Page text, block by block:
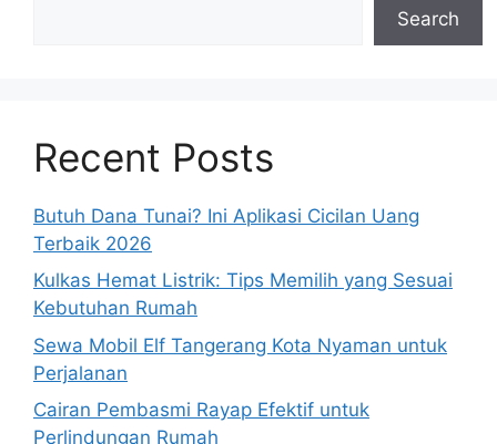
Search
Recent Posts
Butuh Dana Tunai? Ini Aplikasi Cicilan Uang
Terbaik 2026
Kulkas Hemat Listrik: Tips Memilih yang Sesuai
Kebutuhan Rumah
Sewa Mobil Elf Tangerang Kota Nyaman untuk
Perjalanan
Cairan Pembasmi Rayap Efektif untuk
Perlindungan Rumah